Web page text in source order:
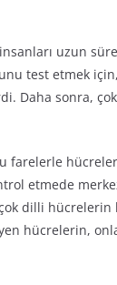
uzun
test etmek
Daha sonra,
farelerle
etmede
dilli
hücrelerin,